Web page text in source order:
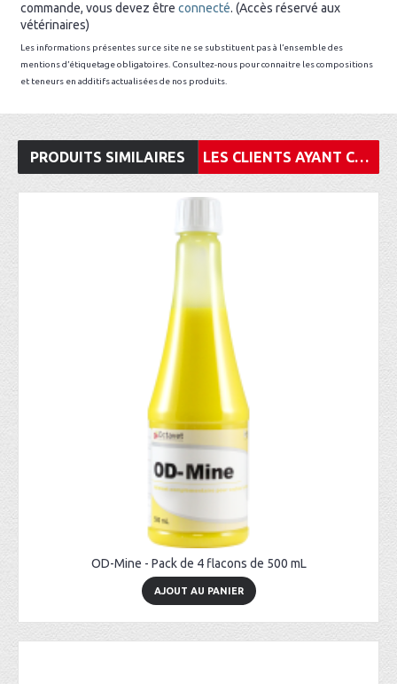
commande, vous devez être connecté. (Accès réservé aux
vétérinaires)
Les informations présentes sur ce site ne se substituent pas à l’ensemble des
mentions d’étiquetage obligatoires. Consultez-nous pour connaitre les compositions
et teneurs en additifs actualisées de nos produits.
PRODUITS SIMILAIRES LES CLIENTS AYANT CONSULTÉ CET ARTICLE ONT ÉGALEMENT ACHETÉ
OD-Mine - Pack de 4 flacons de 500 mL
AJOUT AU PANIER